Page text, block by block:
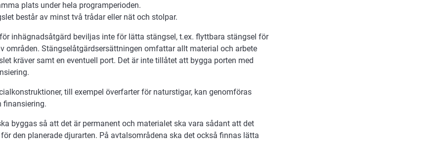
plats under hela programperioden.
består av minst två trådar eller nät och stolpar.
inhägnadsåtgärd beviljas inte för lätta stängsel, t.ex. flyttbara stängsel för
områden. Stängselåtgärdsersättningen omfattar allt material och arbete
kräver samt en eventuell port. Det är inte tillåtet att bygga porten med
till exempel överfarter för naturstigar, kan genomföras
finansiering.
byggas så att det är permanent och materialet ska vara sådant att det
för den planerade djurarten. På avtalsområdena ska det också finnas lätta